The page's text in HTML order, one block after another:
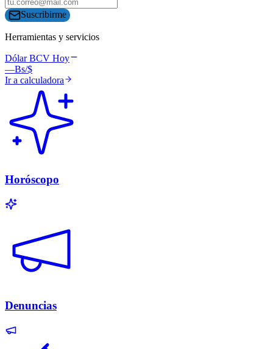
Suscribirme
Herramientas y servicios
Dólar BCV Hoy
—Bs/$
Ir a calculadora
Horóscopo
Denuncias